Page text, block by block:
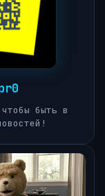
быть в